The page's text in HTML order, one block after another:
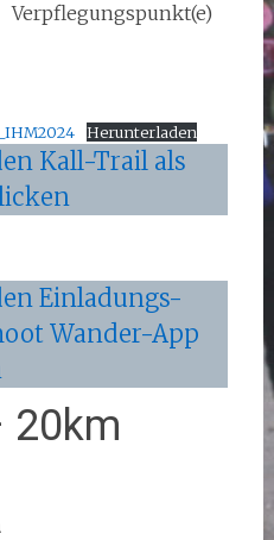
Herunterladen
Kall-Trail als
Einladungs-
Wander-App
20km